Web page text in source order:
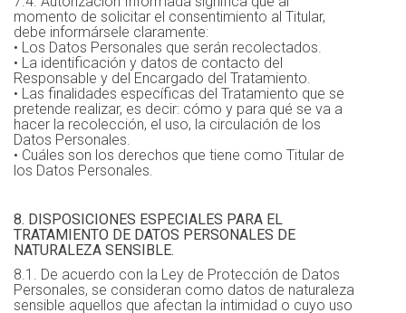
momento de solicitar el consentimiento al Titular,
debe informársele claramente:
• Los Datos Personales que serán recolectados.
• La identificación y datos de contacto del
Responsable y del Encargado del Tratamiento.
• Las finalidades específicas del Tratamiento que se
pretende realizar, es decir: cómo y para qué se va a
hacer la recolección, el uso, la circulación de los
Datos Personales.
• Cuáles son los derechos que tiene como Titular de
los Datos Personales.
8. DISPOSICIONES ESPECIALES PARA EL
TRATAMIENTO DE DATOS PERSONALES DE
NATURALEZA SENSIBLE.
8.1. De acuerdo con la Ley de Protección de Datos
Personales, se consideran como datos de naturaleza
sensible aquellos que afectan la intimidad o cuyo uso